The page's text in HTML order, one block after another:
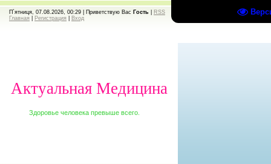
П`ятниця, 07.08.2026, 00:29 | Приветствую Вас Гость
RSS
Главная
Регистрация Вход
Актуальная Медицина
Здоровье человека превыше всего.